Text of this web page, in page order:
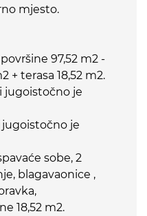
mjesto.
97,52 m2 -
+ terasa 18,52 m2.
jugoistočno je
jugoistočno je
sobe, 2
blagavaonice ,
18,52 m2.